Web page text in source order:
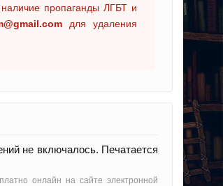
наличие пропаганды ЛГБТ и
для удаления
не включалось. Печатается
онлайн на сайте электронной